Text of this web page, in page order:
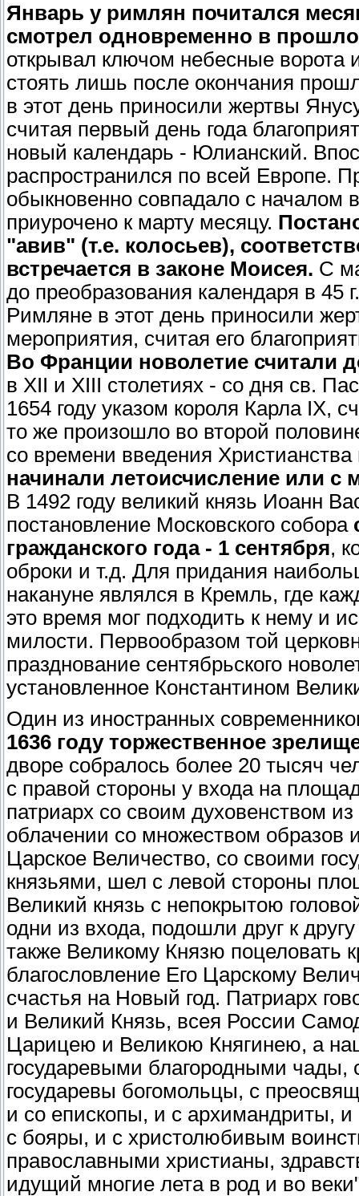
Январь у римлян почитался
смотрел одновременно в
открывал ключом небесные ворота
стоять лишь после окончания
в этот день приносили жертвы
считая первый день года
новый календарь - Юлианский.
распространился по всей Европе.
обыкновенно совпадало с
приурочено к марту месяцу.
"авив" (т.е. колосьев),
встречается в законе Моисея. С
до преобразования календаря в
Римляне в этот день приносили
мероприятия, считая его
Во Франции новолетие считали
в XII и XIII столетиях - со дня св.
1654 году указом короля Карла IX,
то же произошло во второй
со времени введения
начинали летоисчисление или с
В 1492 году великий князь Иоанн
постановление Московского собора
гражданского года - 1 сентября,
оброки и т.д. Для придания
накануне являлся в Кремль, где
это время мог подходить к нему и
милости. Первообразом той
празднование сентябрьского
установленное Константином
Один из иностранных
1636 году торжественное
дворе собралось более 20 тысяч
с правой стороны у входа на
патриарх со своим духовенством
облачении со множеством образов
Царское Величество, со своими
князьями, шел с левой стороны
Великий князь с непокрытою
одни из входа, подошли друг к
также Великому Князю поцеловать
благословление Его Царскому
счастья на Новый год. Патриарх
и Великий Князь, всея России
Царицею и Великою Княгинею, а
государевыми благородными
государевы богомольцы, с
и со епископы, и с архимандриты,
с бояры, и с христолюбивым
православными христианы,
идущий многие лета в род и во